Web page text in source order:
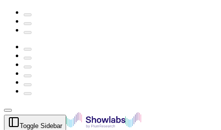
Toggle Sidebar